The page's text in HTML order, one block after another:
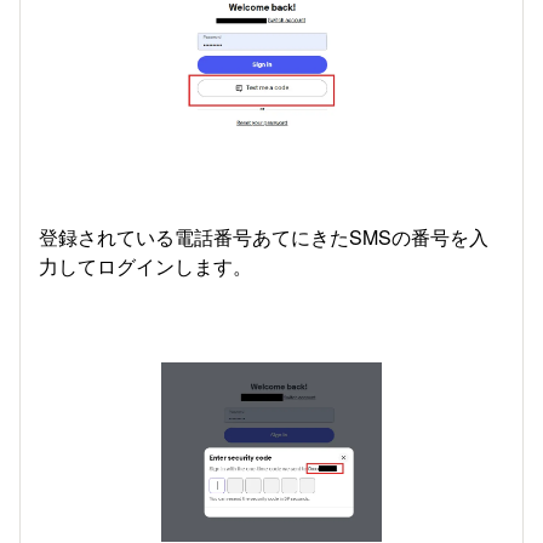
登録されている電話番号あてにきたSMSの番号を入
力してログインします。